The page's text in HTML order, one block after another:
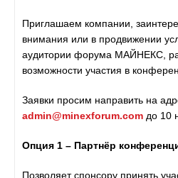
Приглашаем компании,
внимания или в продвижении
аудитории форума МАЙНЕКС,
возможности участия в
Заявки просим направить на
admin@minexforum.com до 10
Опция 1 – Партнёр
Позволяет спонсору принять